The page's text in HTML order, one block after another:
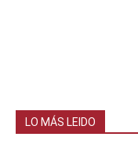
LO MÁS LEIDO